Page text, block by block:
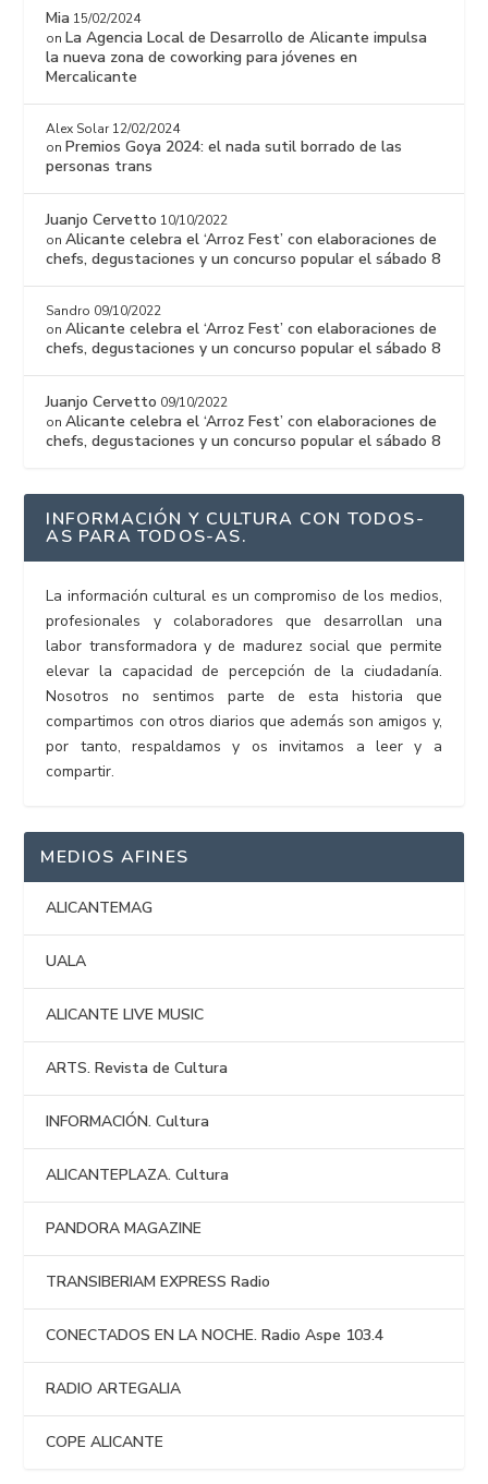
Mia 15/02/2024
on La Agencia Local de Desarrollo de Alicante impulsa
la nueva zona de coworking para jóvenes en
Mercalicante
Alex Solar 12/02/2024
on Premios Goya 2024: el nada sutil borrado de las
personas trans
Juanjo Cervetto 10/10/2022
onAlicante celebra el ‘Arroz Fest’ con elaboraciones de
chefs, degustaciones y un concurso popular el sábado 8
Sandro 09/10/2022
onAlicante celebra el ‘Arroz Fest’ con elaboraciones de
chefs, degustaciones y un concurso popular el sábado 8
Juanjo Cervetto 09/10/2022
onAlicante celebra el ‘Arroz Fest’ con elaboraciones de
chefs, degustaciones y un concurso popular el sábado 8
INFORMACIÓN Y CULTURA CON TODOS-
AS PARA TODOS-AS.
La información cultural es un compromiso de los medios,
profesionales y colaboradores que desarrollan una
labor transformadora y de madurez social que permite
elevar la capacidad de percepción de la ciudadanía.
Nosotros no sentimos parte de esta historia que
compartimos con otros diarios que además son amigos y,
por tanto, respaldamos y os invitamos a leer y a
compartir.
MEDIOS AFINES
ALICANTEMAG
UALA
ALICANTE LIVE MUSIC
ARTS. Revista de Cultura
INFORMACIÓN. Cultura
ALICANTEPLAZA. Cultura
PANDORA MAGAZINE
TRANSIBERIAM EXPRESS Radio
CONECTADOS EN LA NOCHE. Radio Aspe 103.4
RADIO ARTEGALIA
COPE ALICANTE